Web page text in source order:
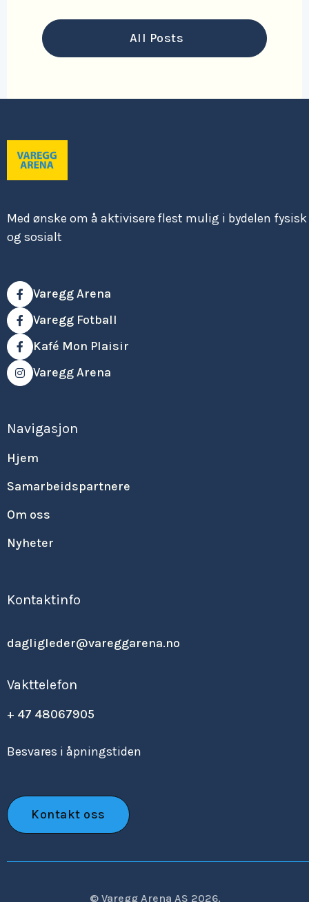
All Posts
Med ønske om å aktivisere flest mulig i bydelen fysisk
og sosialt
 Varegg Arena
 Varegg Fotball
 Kafé Mon Plaisir
 Varegg Arena
Navigasjon
Hjem
Samarbeidspartnere
Om oss
Nyheter
Kontaktinfo
dagligleder@vareggarena.no
Vakttelefon
+ 47 48067905
Besvares i åpningstiden
Kontakt oss
© Varegg Arena AS 2026.